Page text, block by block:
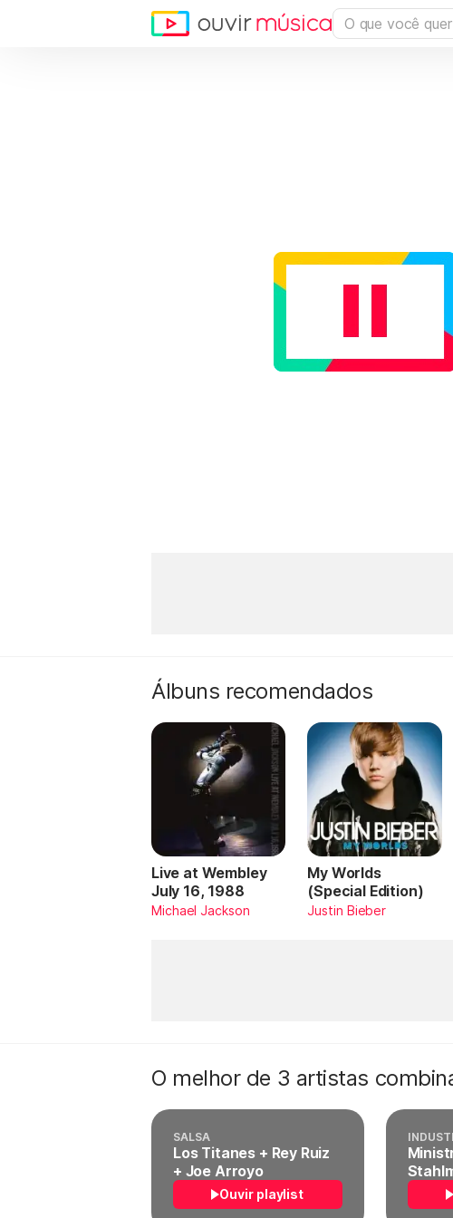
Álbuns recomendados
Live at Wembley
July 16, 1988
Michael Jackson
My Worlds
(Special Edition)
Justin Bieber
O melhor de 3 artistas
SALSA
Los Titanes + Rey Ruiz
+ Joe Arroyo
Ouvir playlist